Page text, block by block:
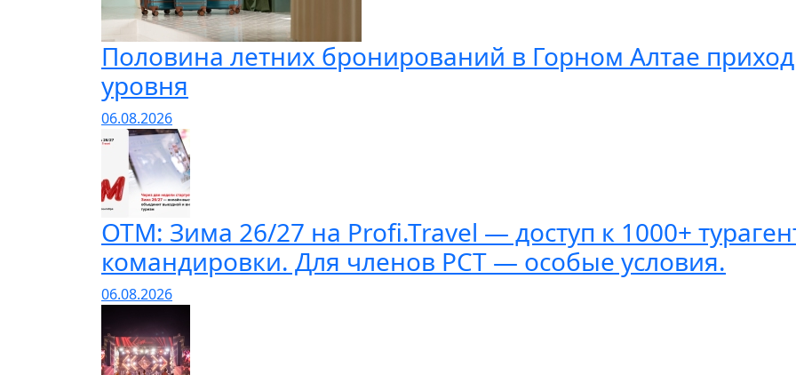
Половина летних бронирований в Горном Алтае
уровня
06.08.2026
ОТМ: Зима 26/27 на Profi.Travel — доступ к 1000+
командировки. Для членов РСТ — особые условия.
06.08.2026